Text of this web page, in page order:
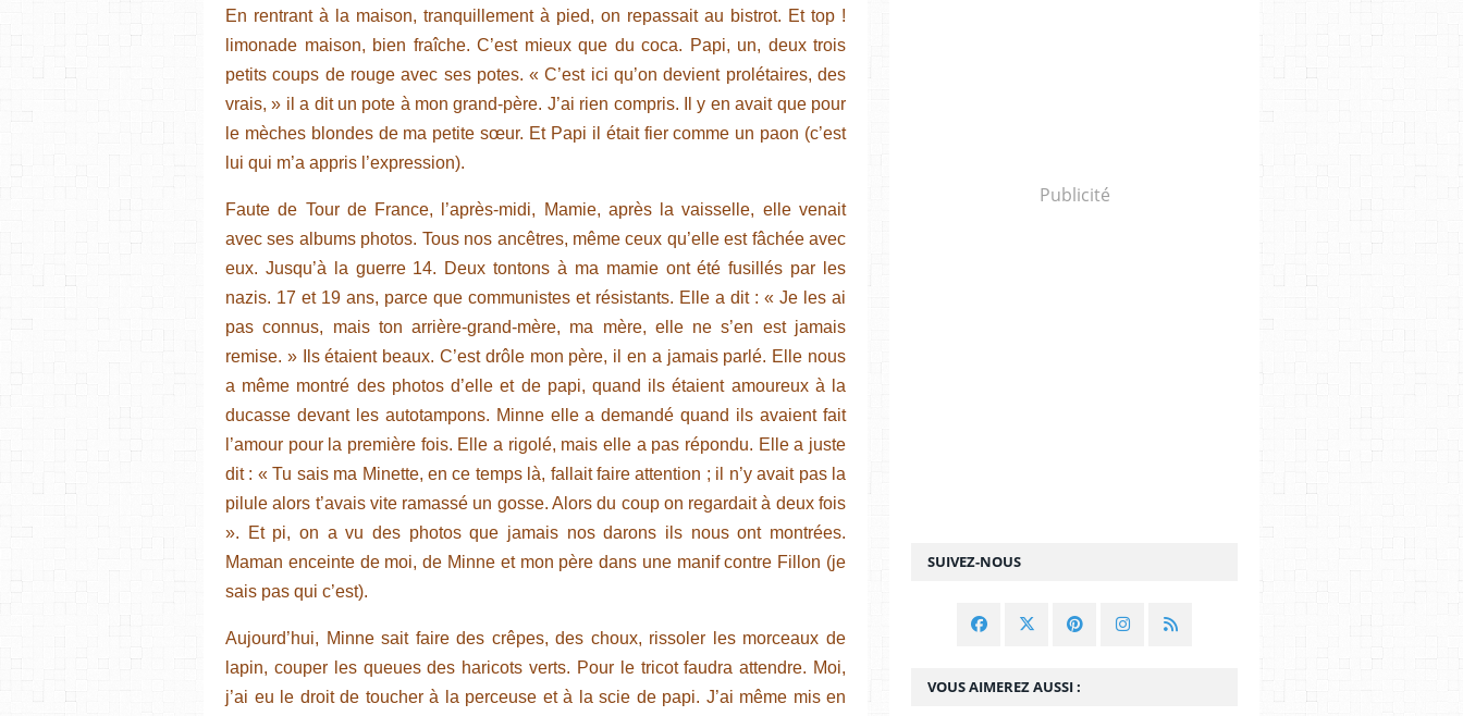
En rentrant à la maison, tranquillement à pied, on repassait au bistrot. Et top !
limonade maison, bien fraîche. C’est mieux que du coca. Papi, un, deux trois
petits coups de rouge avec ses potes. « C’est ici qu’on devient prolétaires, des
vrais, » il a dit un pote à mon grand-père. J’ai rien compris. Il y en avait que pour
le mèches blondes de ma petite sœur. Et Papi il était fier comme un paon (c’est
lui qui m’a appris l’expression).
Faute de Tour de France, l’après-midi, Mamie, après la vaisselle, elle venait
avec ses albums photos. Tous nos ancêtres, même ceux qu’elle est fâchée avec
eux. Jusqu’à la guerre 14. Deux tontons à ma mamie ont été fusillés par les
nazis. 17 et 19 ans, parce que communistes et résistants. Elle a dit : « Je les ai
pas connus, mais ton arrière-grand-mère, ma mère, elle ne s’en est jamais
remise. » Ils étaient beaux. C’est drôle mon père, il en a jamais parlé. Elle nous
a même montré des photos d’elle et de papi, quand ils étaient amoureux à la
ducasse devant les autotampons. Minne elle a demandé quand ils avaient fait
l’amour pour la première fois. Elle a rigolé, mais elle a pas répondu. Elle a juste
dit : « Tu sais ma Minette, en ce temps là, fallait faire attention ; il n’y avait pas la
pilule alors t’avais vite ramassé un gosse. Alors du coup on regardait à deux fois
». Et pi, on a vu des photos que jamais nos darons ils nous ont montrées.
Maman enceinte de moi, de Minne et mon père dans une manif contre Fillon (je
sais pas qui c’est).
Aujourd’hui, Minne sait faire des crêpes, des choux, rissoler les morceaux de
lapin, couper les queues des haricots verts. Pour le tricot faudra attendre. Moi,
j’ai eu le droit de toucher à la perceuse et à la scie de papi. J’ai même mis en
SUIVEZ-NOUS
Publicité
VOUS AIMEREZ AUSSI :